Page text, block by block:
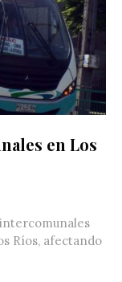
en Los
Ríos, afectando